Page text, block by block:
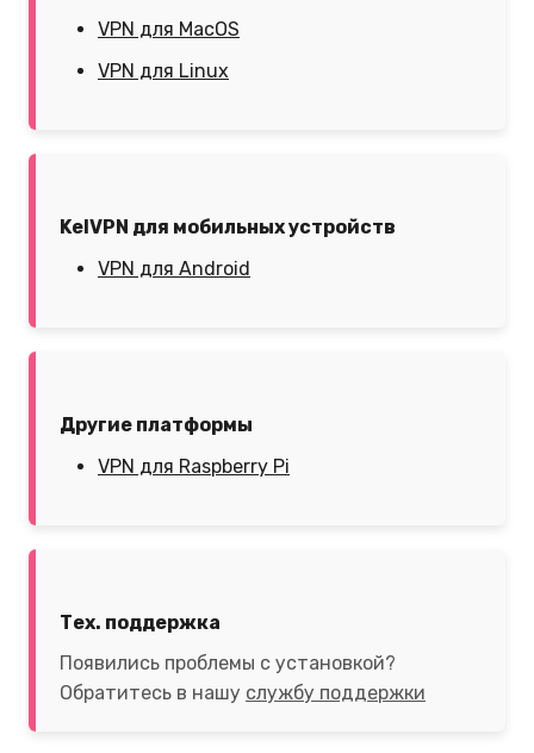
VPN для MacOS
VPN для Linux
KelVPN для мобильных устройств
VPN для Android
Другие платформы
VPN для Raspberry Pi
Тех. поддержка
Появились проблемы с установкой?
Обратитесь в нашу службу поддержки